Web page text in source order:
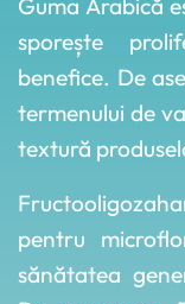
Guma Arabică
sporește
benefice. De
termenului de
textură
pentru
sănătatea